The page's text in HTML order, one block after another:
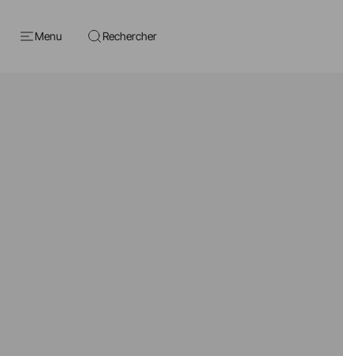
Menu Rechercher